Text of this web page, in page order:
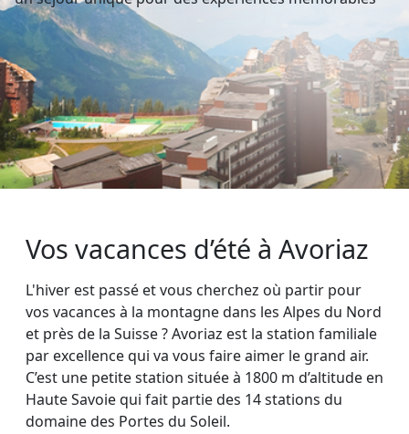
Vos vacances d’été à Avoriaz
L'hiver est passé et vous cherchez où partir pour
vos vacances à la montagne dans les Alpes du Nord
et près de la Suisse ? Avoriaz est la station familiale
par excellence qui va vous faire aimer le grand air.
C’est une petite station située à 1800 m d’altitude en
Haute Savoie qui fait partie des 14 stations du
domaine des Portes du Soleil.